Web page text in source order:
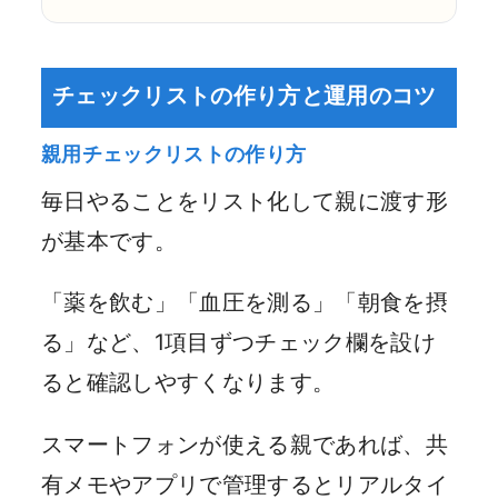
チェックリストの作り方と運用のコツ
親用チェックリストの作り方
毎日やることをリスト化して親に渡す形
が基本です。
「薬を飲む」「血圧を測る」「朝食を摂
る」など、1項目ずつチェック欄を設け
ると確認しやすくなります。
スマートフォンが使える親であれば、共
有メモやアプリで管理するとリアルタイ